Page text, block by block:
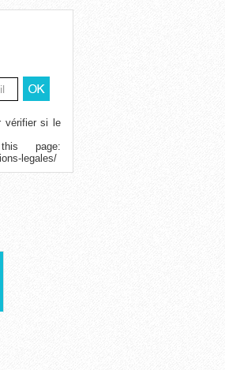
vérifier si le
page:
legales/